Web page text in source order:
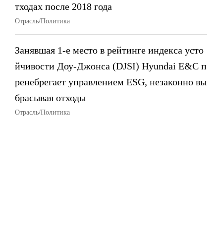
тходах после 2018 года
Отрасль/Политика
Занявшая 1-е место в рейтинге индекса усто
йчивости Доу-Джонса (DJSI) Hyundai E&C п
ренебрегает управлением ESG, незаконно вы
брасывая отходы
Отрасль/Политика